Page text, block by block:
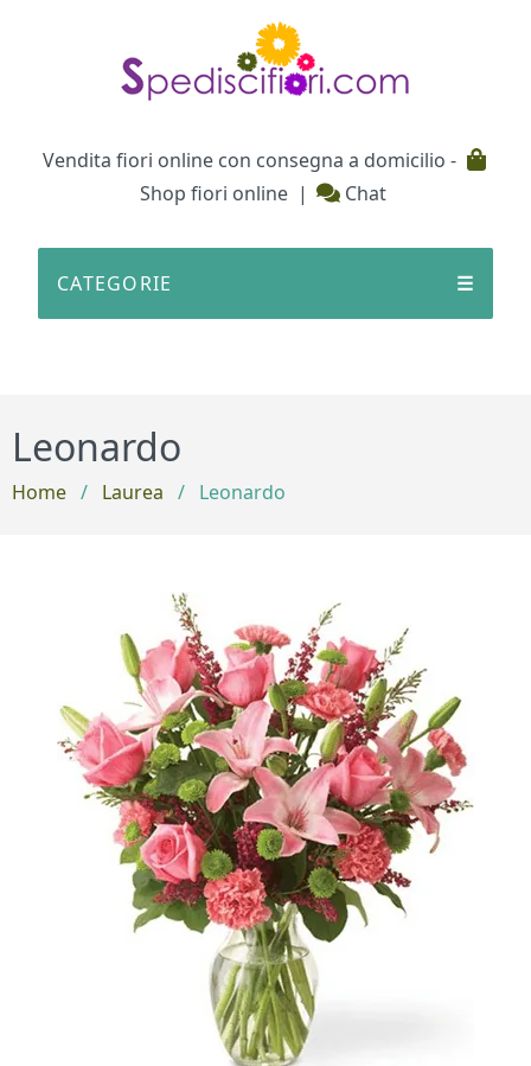
Vendita fiori online con consegna a domicilio -
Shop fiori online | Chat
CATEGORIE ☰
Leonardo
Home / Laurea / Leonardo